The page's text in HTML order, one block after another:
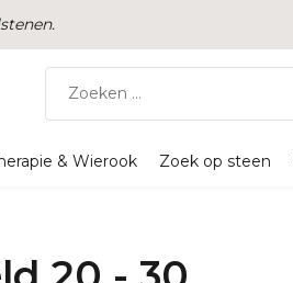
& Wierook Zoek op steen